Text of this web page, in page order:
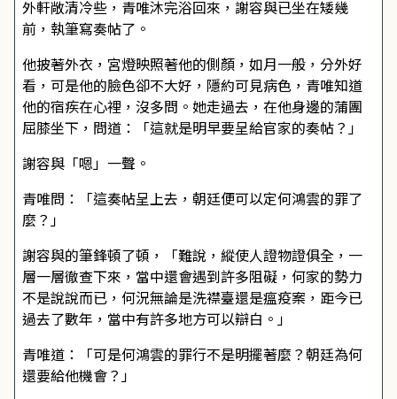
外軒敞清冷些，青唯沐完浴回來，謝容與已坐在矮幾
前，執筆寫奏帖了。
他披著外衣，宮燈映照著他的側顏，如月一般，分外好
看，可是他的臉色卻不大好，隱約可見病色，青唯知道
他的宿疾在心裡，沒多問。她走過去，在他身邊的蒲團
屈膝坐下，問道：「這就是明早要呈給官家的奏帖？」
謝容與「嗯」一聲。
青唯問：「這奏帖呈上去，朝廷便可以定何鴻雲的罪了
麼？」
謝容與的筆鋒頓了頓，「難說，縱使人證物證俱全，一
層一層徹查下來，當中還會遇到許多阻礙，何家的勢力
不是說說而已，何況無論是洗襟臺還是瘟疫案，距今已
過去了數年，當中有許多地方可以辯白。」
青唯道：「可是何鴻雲的罪行不是明擺著麼？朝廷為何
還要給他機會？」